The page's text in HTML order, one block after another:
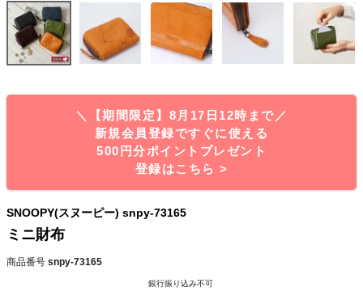
＼【期間限定】8月17日12時まで／
新規会員登録ですぐに使える
500円分ポイントプレゼント
登録はこちら >
SNOOPY(スヌーピー) snpy-73165
ミニ財布
商品番号 snpy-73165
銀行振り込み不可